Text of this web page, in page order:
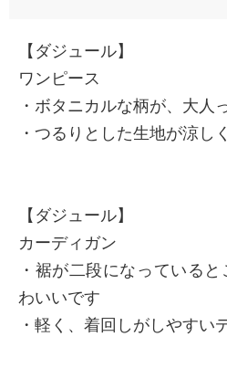
【ダジュール】
ワンピース
・ボタニカルな柄が、大人
・つるりとした生地が涼し
【ダジュール】
カーディガン
・裾が二段になっている
わいいです
・軽く、着回しがしやすい